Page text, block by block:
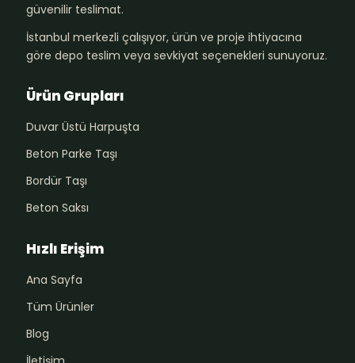
güvenilir teslimat.
İstanbul merkezli çalışıyor, ürün ve proje ihtiyacına
göre depo teslim veya sevkiyat seçenekleri sunuyoruz.
Ürün Grupları
Duvar Üstü Harpuşta
Beton Parke Taşı
Bordür Taşı
Beton Saksı
Hızlı Erişim
Ana Sayfa
Tüm Ürünler
Blog